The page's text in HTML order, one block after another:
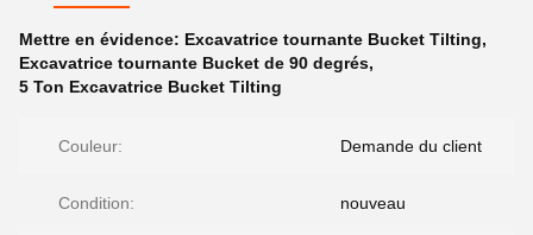
Mettre en évidence: Excavatrice tournante Bucket Tilting,
Excavatrice tournante Bucket de 90 degrés,
5 Ton Excavatrice Bucket Tilting
Couleur: Demande du client
Condition: nouveau